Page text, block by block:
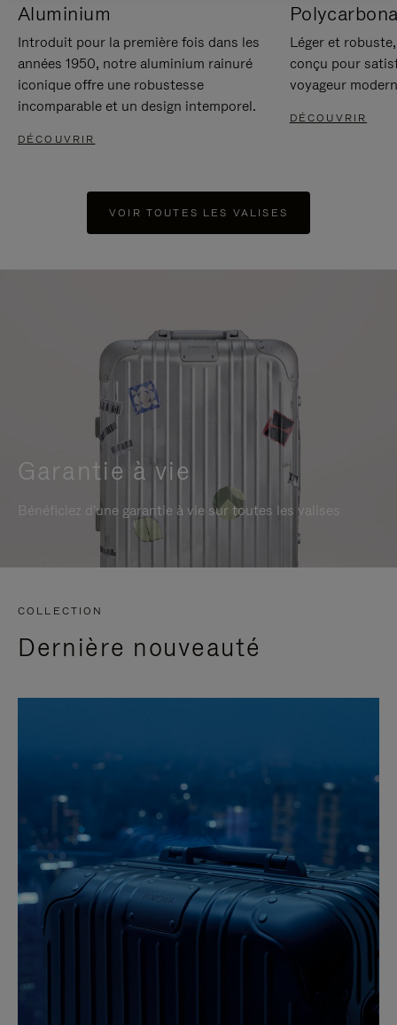
Aluminium
Introduit pour la première fois dans les
années 1950, notre aluminium rainuré
iconique offre une robustesse
incomparable et un design intemporel.
DÉCOUVRIR
Léger et
conçu pour
voyageur
DÉCOUVRIR
VOIR TOUTES LES VALISES
Garantie à vie
Bénéficiez d'une garantie à vie sur toutes les valises
COLLECTION
Dernière nouveauté